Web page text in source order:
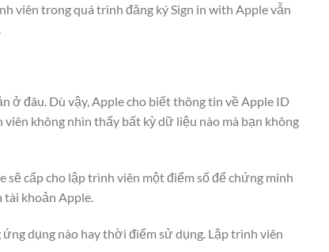
viên trong quá trình đăng ký Sign in with Apple vẫn
ở đâu. Dù vậy, Apple cho biết thông tin về Apple ID
không nhìn thấy bất kỳ dữ liệu nào mà bạn không
cấp cho lập trình viên một điểm số để chứng minh
tài khoản Apple.
dụng nào hay thời điểm sử dụng. Lập trình viên